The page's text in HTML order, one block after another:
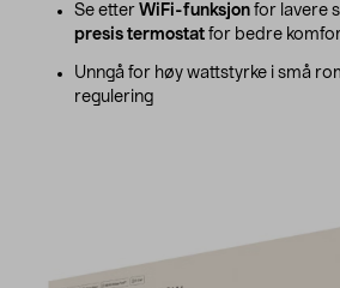
Se etter WiFi-funksjon for lavere
presis termostat for bedre
Unngå for høy wattstyrke i små
regulering